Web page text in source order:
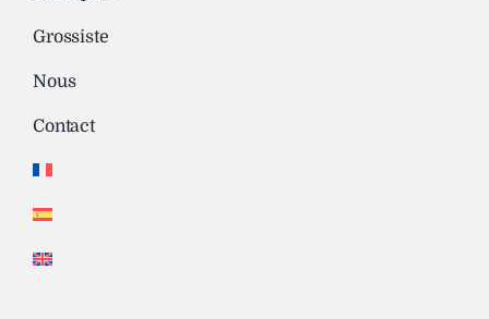
Grossiste
Nous
Contact